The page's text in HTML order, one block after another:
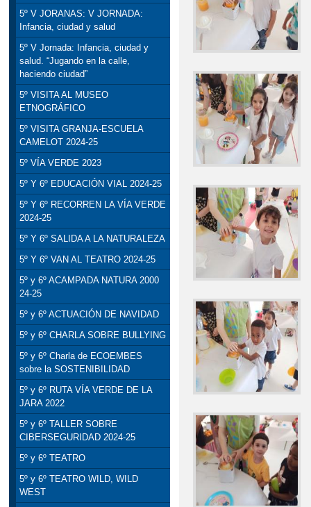
5º V JORANAS: V JORNADA:
Infancia, ciudad y salud
5º V Jornada: Infancia, ciudad y
salud. “Jugando en la calle,
haciendo ciudad”
5º VISITA AL MUSEO
ETNOGRÁFICO
5º VISITA GRANJA-ESCUELA
CAMELOT 2024-25
5º VÍA VERDE 2023
5º Y 6º EDUCACIÓN VIAL 2024-25
5º Y 6º RECORREN LA VÍA VERDE
2024-25
5º Y 6º SALIDA A LA NATURALEZA
5º Y 6º VAN AL TEATRO 2024-25
5º y 6º ACAMPADA NATURA 2000
24-25
5º y 6º ACTUACIÓN DE NAVIDAD
5º y 6º CHARLA SOBRE BULLYING
5º y 6º Charla de ECOEMBES
sobre la SOSTENIBILIDAD
5º y 6º RUTA VÍA VERDE DE LA
JARA 2022
5º y 6º TALLER SOBRE
CIBERSEGURIDAD 2024-25
5º y 6º TEATRO
5º y 6º TEATRO WILD, WILD
WEST